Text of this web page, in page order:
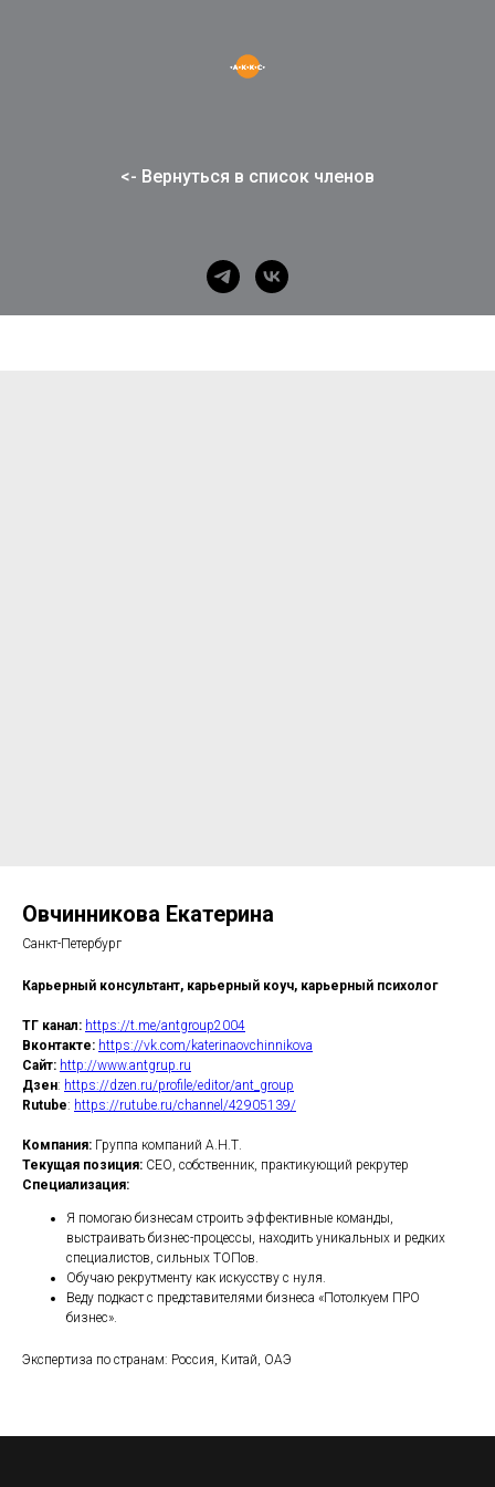
<- Вернуться в список членов
Овчинникова Екатерина
Санкт-Петербург
Карьерный консультант, карьерный коуч, карьерный психолог
ТГ канал: https://t.me/antgroup2004
Вконтакте: https://vk.com/katerinaovchinnikova
Сайт: http://www.antgrup.ru
Дзен: https://dzen.ru/profile/editor/ant_group
Rutube: https://rutube.ru/channel/42905139/
Компания: Группа компаний А.Н.Т.
Текущая позиция: СЕО, собственник, практикующий рекрутер
Специализация:
Я помогаю бизнесам строить эффективные команды,
выстраивать бизнес-процессы, находить уникальных и редких
специалистов, сильных ТОПов.
Обучаю рекрутменту как искусству с нуля.
Веду подкаст с представителями бизнеса «Потолкуем ПРО
бизнес».
Экспертиза по странам: Россия, Китай, ОАЭ